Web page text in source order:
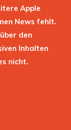
Apple
News fehlt.
den
Inhalten
nicht.